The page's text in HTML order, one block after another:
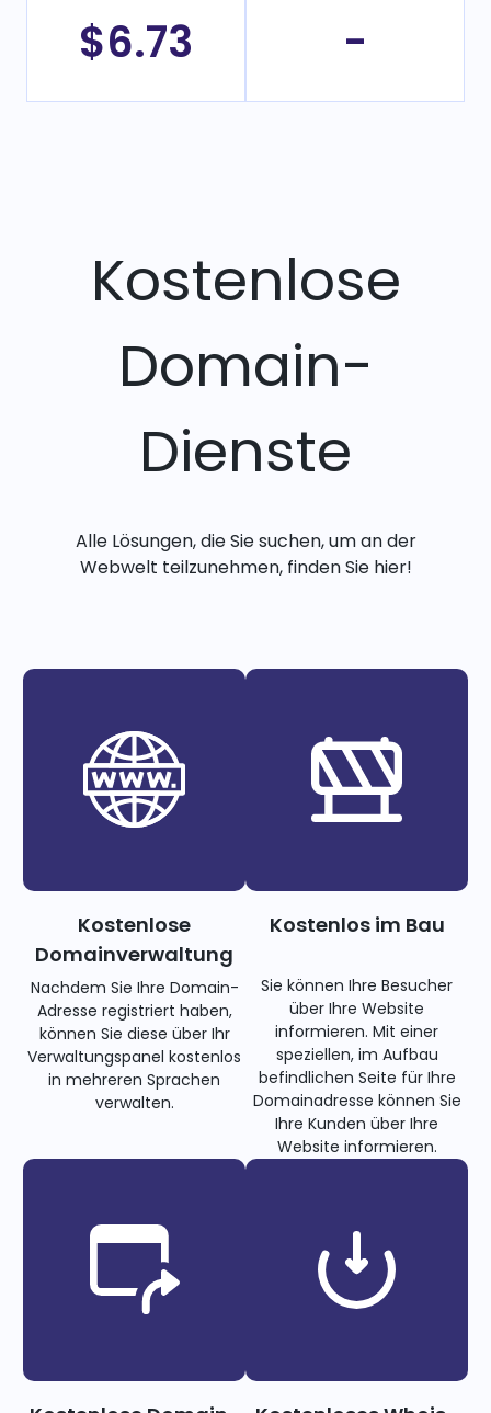
$6.73 -
Kostenlose
Domain-
Dienste
Alle Lösungen, die Sie suchen, um an der
Webwelt teilzunehmen, finden Sie hier!
Kostenlose
Domainverwaltung
Nachdem Sie Ihre Domain-
Adresse registriert haben,
können Sie diese über Ihr
Verwaltungspanel kostenlos
in mehreren Sprachen
verwalten.
Kostenlos im Bau
Sie können Ihre Besucher
über Ihre Website
informieren. Mit einer
speziellen, im Aufbau
befindlichen Seite für Ihre
Domainadresse können Sie
Ihre Kunden über Ihre
Website informieren.